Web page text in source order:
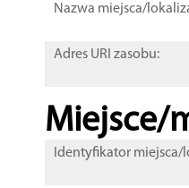
Nazwa miejsca/
Adres URI zasobu:
Miejsce/
Identyfikator miejsca/